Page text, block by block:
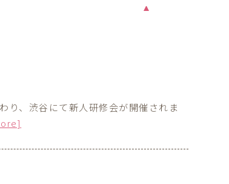
り、渋谷にて新人研修会が開催されま